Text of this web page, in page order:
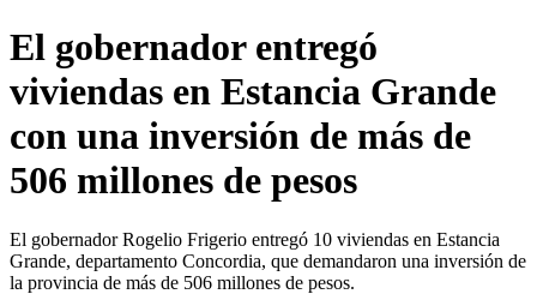
El gobernador entregó
viviendas en Estancia Grande
con una inversión de más de
506 millones de pesos
El gobernador Rogelio Frigerio entregó 10 viviendas en Estancia
Grande, departamento Concordia, que demandaron una inversión de
la provincia de más de 506 millones de pesos.